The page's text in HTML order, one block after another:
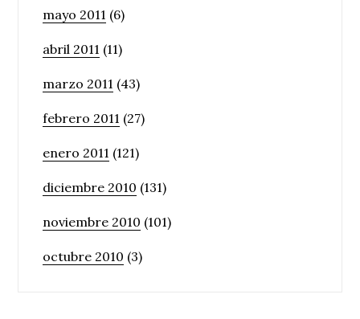
mayo 2011 (6)
abril 2011 (11)
marzo 2011 (43)
febrero 2011 (27)
enero 2011 (121)
diciembre 2010 (131)
noviembre 2010 (101)
octubre 2010 (3)